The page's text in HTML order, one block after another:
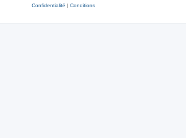
Confidentialité | Conditions